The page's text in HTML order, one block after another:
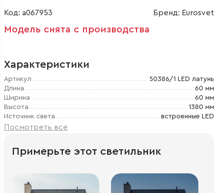
Код: a067953 Бренд: Eurosvet
Модель снята с производства
Характеристики
Артикул
50386/1 LED латунь
Длина
60 мм
Ширина
60 мм
Высота
1380 мм
Источник света
встроенные LED
Посмотреть все
Примерьте этот светильник